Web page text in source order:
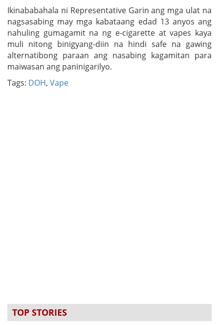
Ikinababahala ni Representative Garin ang mga ulat na
nagsasabing may mga kabataang edad 13 anyos ang
nahuling gumagamit na ng e-cigarette at vapes kaya
muli nitong binigyang-diin na hindi safe na gawing
alternatibong paraan ang nasabing kagamitan para
maiwasan ang paninigarilyo.
Tags: DOH, Vape
TOP STORIES